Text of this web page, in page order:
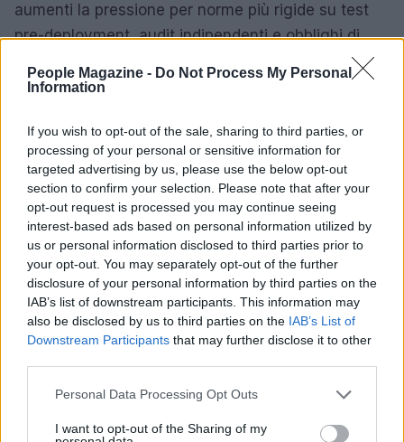
People Magazine - Do Not Process My Personal
Information
If you wish to opt-out of the sale, sharing to third parties, or
processing of your personal or sensitive information for
targeted advertising by us, please use the below opt-out
section to confirm your selection. Please note that after your
opt-out request is processed you may continue seeing
interest-based ads based on personal information utilized by
us or personal information disclosed to third parties prior to
your opt-out. You may separately opt-out of the further
disclosure of your personal information by third parties on the
IAB’s list of downstream participants. This information may
also be disclosed by us to third parties on the IAB’s List of
Downstream Participants that may further disclose it to other
Please note that this website/app uses one or more Google
not limited to your visit or usage behaviour. You may click to
Personal Data Processing Opt Outs
I want to opt-out of the Sharing of my
aumenti la pressione per norme più rigide su test
pre-deployment, audit indipendenti e obblighi di
trasparenza per chi gestisce modelli di frontiera. Le
imprese potrebbero adottare codici di condotta più
governance interna. Anche il mercato del capitale
umano cambierà: competenze in AI governance
compliance e sicurezza diventeranno strategiche
per costruire sistemi affidabili.
In conclusione, il confronto giudiziario tra figure di
primo piano della tecnologia non è solo cronaca: è
un momento di verifica per regole, responsabilità e
fiducia in un’epoca dominata dall’AI. Le scelte che
percorso di regolamentazione e adozione
intelligenza artificialenelle istituzioni e nelle